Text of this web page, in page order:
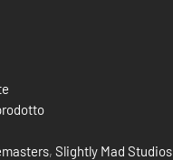
, Slightly Mad Studios